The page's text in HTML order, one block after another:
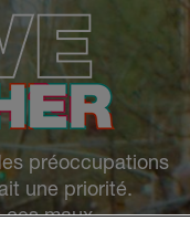
préoccupations
une priorité.
ces maux.